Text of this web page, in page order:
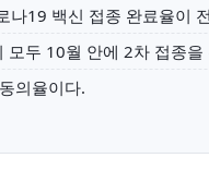
나19 백신 접종 완료율이
모두 10월 안에 2차 접종
의율이다.